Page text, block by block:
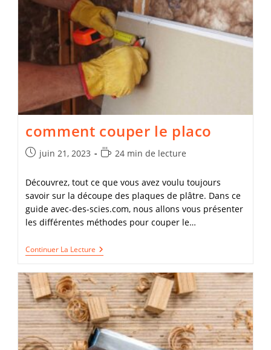
La
Vérité
Cachée
Sur
Ces
Outils
Électriques
comment couper le placo
Publication
juin 21, 2023
Temps
lecture :
24 min de lecture
Découvrez, tout ce que vous avez voulu toujours
savoir sur la découpe des plaques de plâtre. Dans ce
guide avec-des-scies.com, nous allons vous présenter
les différentes méthodes pour couper le…
Continuer La Lecture Comment
Couper
Placo